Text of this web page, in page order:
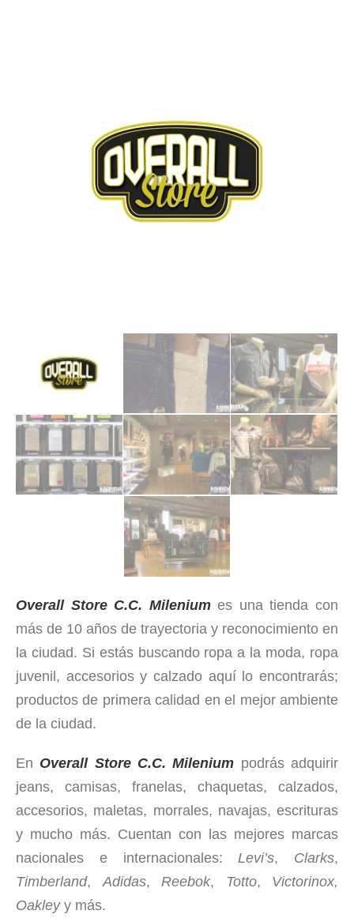
Overall Store C.C. Mileniumes una tienda con
más de 10 años de trayectoria y reconocimiento en
la ciudad. Si estás buscando ropa a la moda, ropa
juvenil, accesorios y calzado aquí lo encontrarás;
productos de primera calidad en el mejor ambiente
de la ciudad.
En Overall StoreC.C. Milenium podrás adquirir
jeans, camisas, franelas, chaquetas, calzados,
accesorios, maletas, morrales, navajas, escrituras
y mucho más. Cuentan con las mejores marcas
nacionales e internacionales: Levi’s, Clarks,
Timberland, Adidas, Reebok, Totto, Victorinox,
Oakley y más.